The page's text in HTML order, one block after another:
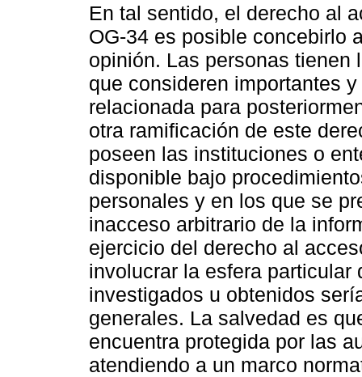
En tal sentido, el derecho al
OG-34 es posible concebirlo
opinión. Las personas tienen
que consideren importantes
relacionada para
otra ramificación de este
poseen las instituciones o
disponible bajo
personales y en los que se
inacceso arbitrario de la
ejercicio del derecho al
involucrar la esfera
investigados u obtenidos
generales. La salvedad es
encuentra protegida por las
atendiendo a un marco